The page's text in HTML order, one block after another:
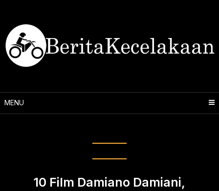
content
MENU
10 Film Damiano Damiani,